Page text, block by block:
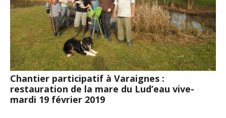
Chantier participatif à Varaignes :
restauration de la mare du Lud’eau vive-
mardi 19 février 2019